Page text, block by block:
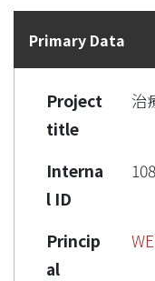
Primary Data
Project
title
治
Interna
l ID
Princip
al